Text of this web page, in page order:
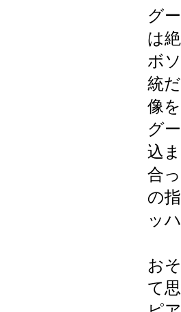
グ
は
ボ
統
像
グ
込
合
の
ッ
お
て